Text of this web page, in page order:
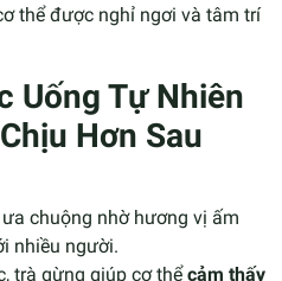
thể được nghỉ ngơi và tâm trí
Uống Tự Nhiên
Hơn Sau
chuộng nhờ hương vị ấm
nhiều người.
trà gừng giúp cơ thểcảm thấy